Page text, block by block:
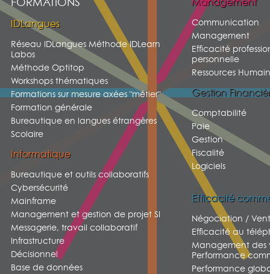
IDLangues
Réseau IDLangues Méthode IDLearn
Labos
Méthode Optitop
Workshops thématiques
Formations sur mesure axées "métier"
Formation générale
Bureautique en langues étrangères
Scolaire
Informatique
Bureautique et outils collaboratifs
Cybersécurité
Mainframe
Management et gestion de projet SI
Messagerie, travail collaboratif
Infrastructure
Décisionnel
Base de données
Communication
Management
Efficacité
personnelle
Ressources
Gestion
Comptabilité
Paie
Gestion
Fiscalité
Logiciels
Efficacité
Négociation /
Efficacité au
Management des
Performance
Performance